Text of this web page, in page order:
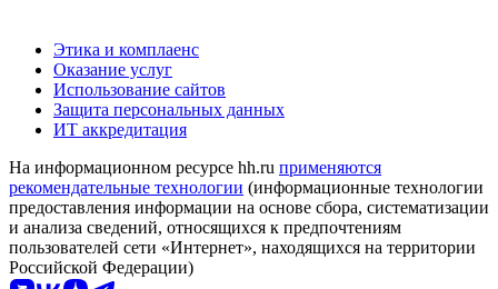
Этика и комплаенс
Оказание услуг
Использование сайтов
Защита персональных данных
ИТ аккредитация
На информационном ресурсе hh.ru применяются
рекомендательные технологии (информационные технологии
предоставления информации на основе сбора, систематизации
и анализа сведений, относящихся к предпочтениям
пользователей сети «Интернет», находящихся на территории
Российской Федерации)